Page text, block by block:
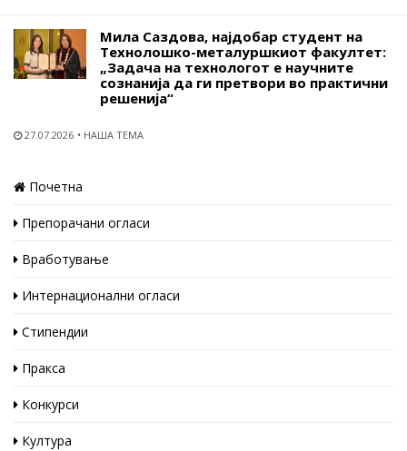
Мила Саздова, најдобар студент на
Технолошко-металуршкиот факултет:
„Задача на технологот е научните
сознанија да ги претвори во практични
решенија“
27.07.2026 НАША ТЕМА
Почетна
Препорачани огласи
Вработување
Интернационални огласи
Стипендии
Пракса
Конкурси
Култура